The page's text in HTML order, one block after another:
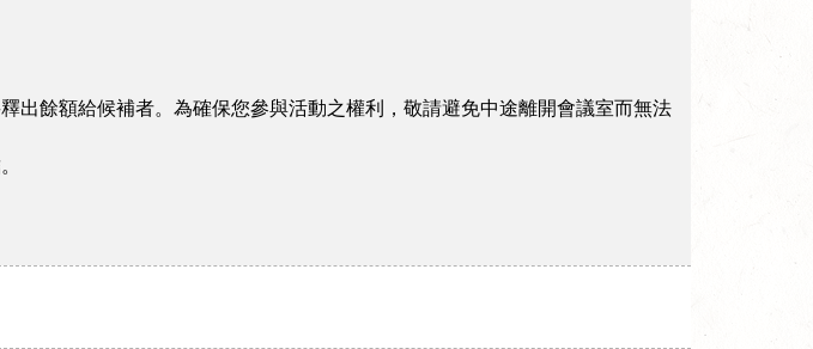
出餘額給候補者。為確保您參與活動之權利，敬請避免中途離開會議室而無法